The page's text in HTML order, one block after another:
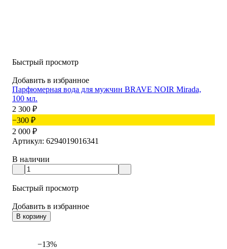
Быстрый просмотр
Добавить в избранное
Парфюмерная вода для мужчин BRAVE NOIR Mirada,
100 мл.
2 300 ₽
−300 ₽
2 000 ₽
Артикул: 6294019016341
В наличии
Быстрый просмотр
Добавить в избранное
В корзину
−13%